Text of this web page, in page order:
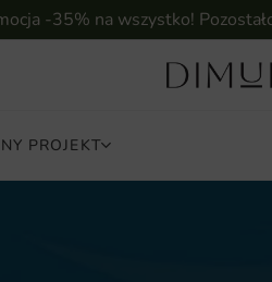
-35% na wszystko!
PROJEKT